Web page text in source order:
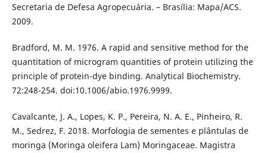
Secretaria de Defesa Agropecuária. – Brasília: Mapa/ACS.
2009.
Bradford, M. M. 1976. A rapid and sensitive method for the
quantitation of microgram quantities of protein utilizing the
principle of protein-dye binding. Analytical Biochemistry.
72:248-254. doi:10.1006/abio.1976.9999.
Cavalcante, J. A., Lopes, K. P., Pereira, N. A. E., Pinheiro, R.
M., Sedrez, F. 2018. Morfologia de sementes e plântulas de
moringa (Moringa oleifera Lam) Moringaceae. Magistra